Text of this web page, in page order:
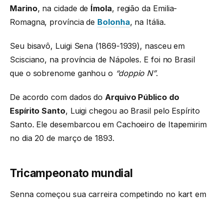
Marino, na cidade de Ímola, região da Emilia-
Romagna, província de Bolonha, na Itália.
Seu bisavô, Luigi Sena (1869-1939), nasceu em
Scisciano, na província de Nápoles. E foi no Brasil
que o sobrenome ganhou o “doppio N”.
De acordo com dados doArquivo Público do
Espírito Santo, Luigi chegou ao Brasil pelo Espírito
Santo. Ele desembarcou em Cachoeiro de Itapemirim
no dia 20 de março de 1893.
Tricampeonato mundial
Senna começou sua carreira competindo no kart em